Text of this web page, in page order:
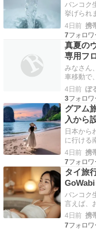
バンコク
挙げられ
題ない品
うはいき
を飲むこ
では浄水
タイの水
4日前
7
真夏の
専用フ
せる前
みなさん
車移動で
りしてい
当に暑い
る。 子
で出かけ
たび…
4日前 ぽ
3
グアム
入から
ムで無
日本から
に行ける
やショッ
から、家
い層に大
旅行をよ
スマホで
4日前
7
タイ旅
バンコク
言えば、
かなりの
悩むとこ
4日前
7